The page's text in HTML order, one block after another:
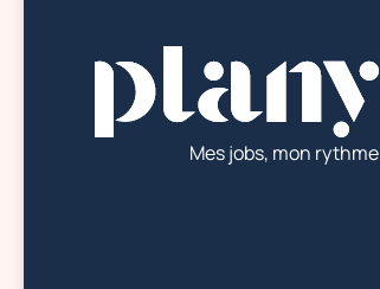
Mes jobs, mon rythme